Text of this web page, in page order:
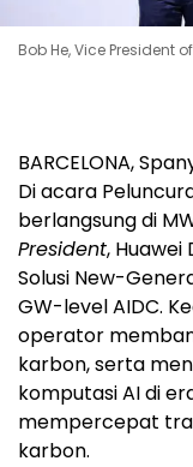
Bob He, Vice President
BARCELONA,
Di acara
berlangsung di
President,
Solusi New-
GW-level AIDC.
operator
karbon, serta
komputasi AI di
mempercepat
karbon.